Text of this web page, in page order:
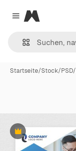
Close menu
Magnific
Startseite/Stock/PSD/
Premium